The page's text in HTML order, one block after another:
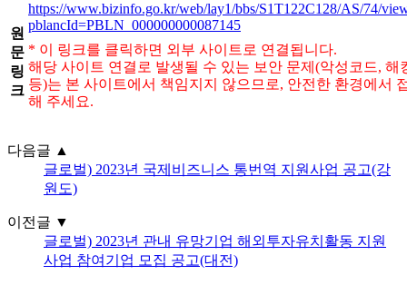
원
문
링
크
https://www.bizinfo.go.kr/web/lay1/bbs/S1T122C128/AS/74/
pblancId=PBLN_000000000087145
* 이 링크를 클릭하면 외부 사이트로 연결됩니다.
해당 사이트 연결로 발생될 수 있는 보안 문제(악성코드, 해
등)는 본 사이트에서 책임지지 않으므로, 안전한 환경에서
해 주세요.
다음글 ▲
글로벌) 2023년 국제비즈니스 통번역 지원사업 공고(강
원도)
이전글 ▼
글로벌) 2023년 관내 유망기업 해외투자유치활동 지원
사업 참여기업 모집 공고(대전)